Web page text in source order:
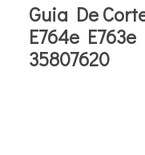
Guia De
E764e E763e
35807620